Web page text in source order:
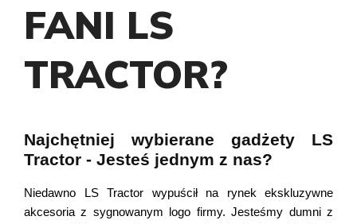
FANI LS
TRACTOR?
Najchętniej wybierane gadżety LS
Tractor - Jesteś jednym z nas?
Niedawno LS Tractor wypuścił na rynek ekskluzywne
akcesoria z sygnowanym logo firmy. Jesteśmy dumni z